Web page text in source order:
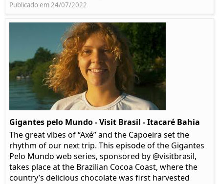
Publicado em 24/07/2022
Gigantes pelo Mundo - Visit Brasil - Itacaré Bahia
The great vibes of “Axé” and the Capoeira set the
rhythm of our next trip. This episode of the Gigantes
Pelo Mundo web series, sponsored by @visitbrasil,
takes place at the Brazilian Cocoa Coast, where the
country’s delicious chocolate was first harvested